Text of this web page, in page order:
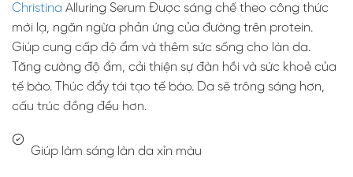
Christina Alluring Serum Được sáng chế theo công thức
mới lạ, ngăn ngừa phản ứng của đường trên protein.
Giúp cung cấp độ ẩm và thêm sức sống cho làn da.
Tăng cường độ ẩm, cải thiện sự đàn hồi và sức khoẻ của
tế bào. Thúc đẩy tái tạo tế bào. Da sẽ trông sáng hơn,
cấu trúc đồng đều hơn.
Giúp làm sáng làn da xỉn màu